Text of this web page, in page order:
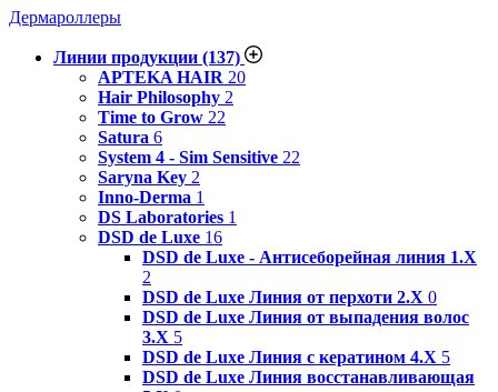
Дермароллеры
Линии продукции (137)
APTEKA HAIR 20
Hair Philosophy 2
Time to Grow 22
Satura 6
System 4 - Sim Sensitive 22
Saryna Key 2
Inno-Derma 1
DS Laboratories 1
DSD de Luxe 16
DSD de Luxe - Антисеборейная линия 1.X
2
DSD de Luxe Линия от перхоти 2.Х 0
DSD de Luxe Линия от выпадения волос
3.Х 5
DSD de Luxe Линия с кератином 4.Х 5
DSD de Luxe Линия восстанавливающая